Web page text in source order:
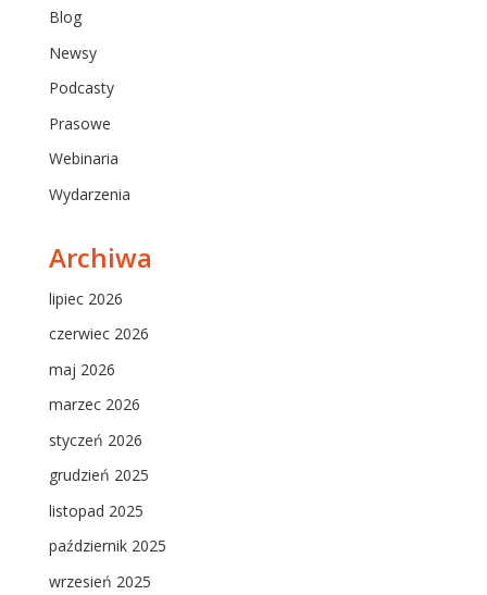
Blog
Newsy
Podcasty
Prasowe
Webinaria
Wydarzenia
Archiwa
lipiec 2026
czerwiec 2026
maj 2026
marzec 2026
styczeń 2026
grudzień 2025
listopad 2025
październik 2025
wrzesień 2025